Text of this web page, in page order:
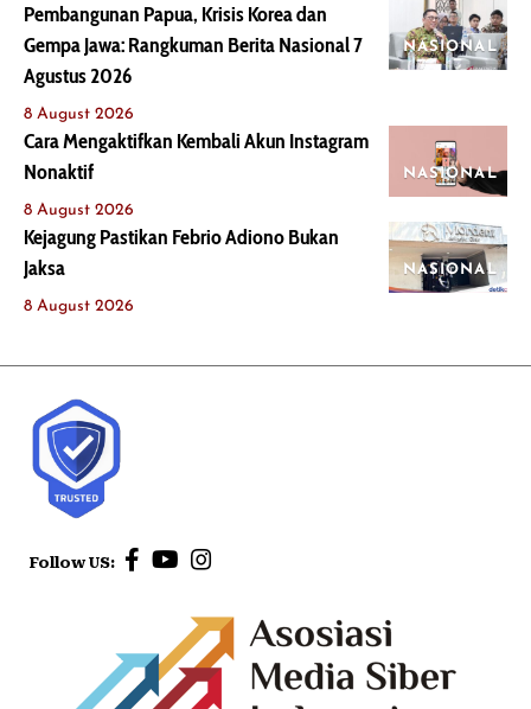
NASIONAL
Pembangunan Papua, Krisis Korea dan
Gempa Jawa: Rangkuman Berita Nasional 7
Agustus 2026
8 August 2026
NASIONAL
Cara Mengaktifkan Kembali Akun Instagram
Nonaktif
8 August 2026
NASIONAL
Kejagung Pastikan Febrio Adiono Bukan
Jaksa
8 August 2026
Follow US: